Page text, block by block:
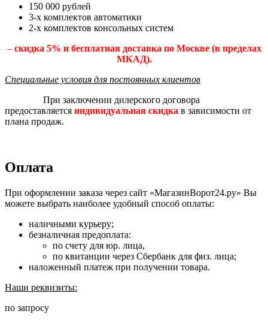
150 000 рублей
3-х комплектов автоматики
2-х комплектов консольных систем
– скидка 5% и бесплатная доставка по Москве (в пределах
МКАД).
Специальные условия для постоянных клиентов
При заключении дилерского договора
предоставляется индивидуальная скидка в зависимости от
плана продаж.
Оплата
При оформлении заказа через сайт «МагазинВорот24.ру» Вы
можете выбрать наиболее удобный способ оплаты:
наличными курьеру;
безналичная предоплата:
по счету для юр. лица,
по квитанции через Сбербанк для физ. лица;
наложенный платеж при получении товара.
Наши реквизиты:
по запросу